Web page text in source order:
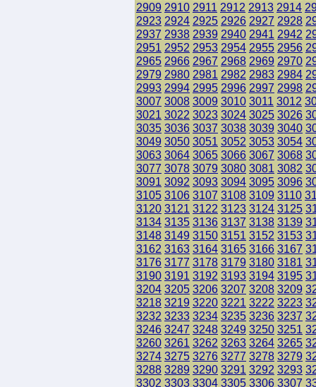
2909 2910 2911 2912 2913 2914
2923 2924 2925 2926 2927 2928
2937 2938 2939 2940 2941 2942
2951 2952 2953 2954 2955 2956
2965 2966 2967 2968 2969 2970
2979 2980 2981 2982 2983 2984
2993 2994 2995 2996 2997 2998
3007 3008 3009 3010 3011 3012
3021 3022 3023 3024 3025 3026
3035 3036 3037 3038 3039 3040
3049 3050 3051 3052 3053 3054
3063 3064 3065 3066 3067 3068
3077 3078 3079 3080 3081 3082
3091 3092 3093 3094 3095 3096
3105 3106 3107 3108 3109 3110
3120 3121 3122 3123 3124 3125
3134 3135 3136 3137 3138 3139
3148 3149 3150 3151 3152 3153
3162 3163 3164 3165 3166 3167
3176 3177 3178 3179 3180 3181
3190 3191 3192 3193 3194 3195
3204 3205 3206 3207 3208 3209
3218 3219 3220 3221 3222 3223
3232 3233 3234 3235 3236 3237
3246 3247 3248 3249 3250 3251
3260 3261 3262 3263 3264 3265
3274 3275 3276 3277 3278 3279
3288 3289 3290 3291 3292 3293
3302 3303 3304 3305 3306 3307